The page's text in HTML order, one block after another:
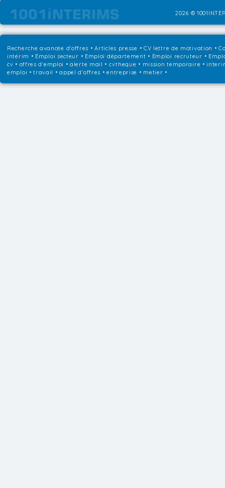
2026 ©
Recherche avancée d'offres •Articles presse • CV lettre de motivation •
intérim • Emploi secteur • Emploi département • Emploi recruteur •
cv • offres d'emploi • alerte mail • cvtheque • mission temporaire •
emploi • travail • appel d'offres • entreprise • metier •